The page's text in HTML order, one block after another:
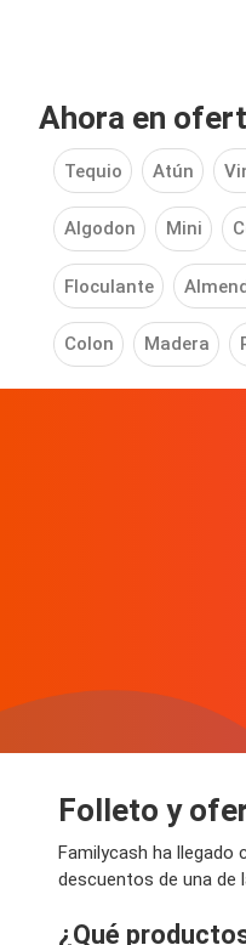
Ahora en
Tequio Atún
Algodon Mini
Floculante
Colon Madera
Folleto y
Familycash ha
descuentos de una de
¿Qué